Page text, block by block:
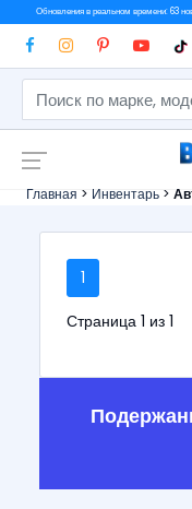
Обновления в реальном времени: 63
Главная > Инвентарь >
1
Страница 1 из 1